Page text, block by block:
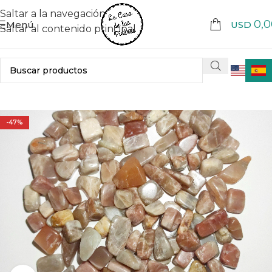
Saltar a la navegación
Saltar al contenido principal
Menú USD
-47%